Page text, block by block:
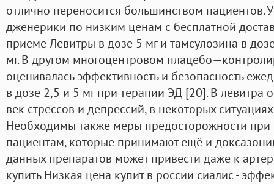
отлично переносится большинством пациентов.
дженерики по низким ценам с бесплатной
приеме Левитры в дозе 5 мг и тамсулозина в
мг. В другом многоцентровом
оценивалась эффективность и безопасность
в дозе 2,5 и 5 мг при терапии ЭД [20]. В левитра
век стрессов и депрессий, в некоторых
Необходимы также меры предосторожности
пациентам, которые принимают ещё и
данных препаратов может привести даже к
купить Низкая цена купит в россии сиалис -